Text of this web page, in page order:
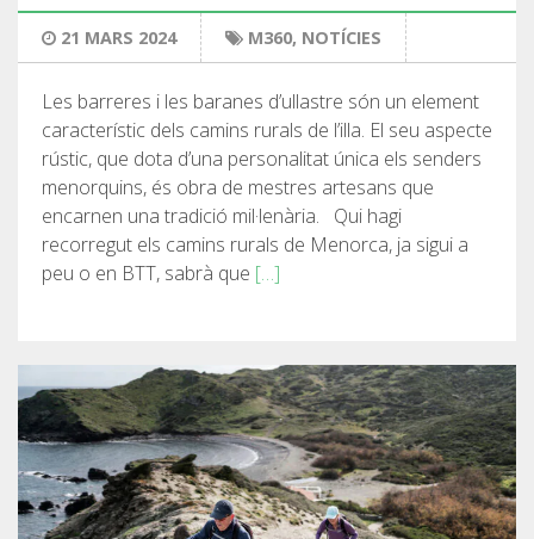
21 MARS 2024 M360, NOTÍCIES
Les barreres i les baranes d’ullastre són un element
característic dels camins rurals de l’illa. El seu aspecte
rústic, que dota d’una personalitat única els senders
menorquins, és obra de mestres artesans que
encarnen una tradició mil·lenària. Qui hagi
recorregut els camins rurals de Menorca, ja sigui a
peu o en BTT, sabrà que […]